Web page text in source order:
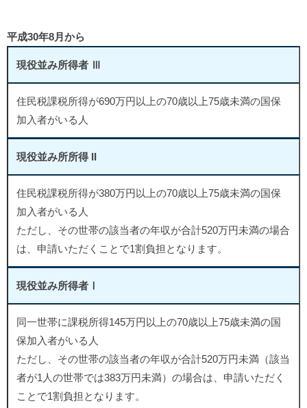
平成30年8月から
現役並み所得者 Ⅲ
住民税課税所得が690万円以上の70歳以上75歳未満の国保
加入者がいる人
現役並み所所得 II
住民税課税所得が380万円以上の70歳以上75歳未満の国保
加入者がいる人
ただし、その世帯の該当者の年収が合計520万円未満の場合
は、申請いただくことで1割負担となります。
現役並み所得者Ⅰ
同一世帯に課税所得145万円以上の70歳以上75歳未満の国
保加入者がいる人
ただし、その世帯の該当者の年収が合計520万円未満（該当
者が1人の世帯では383万円未満）の場合は、申請いただく
ことで1割負担となります。